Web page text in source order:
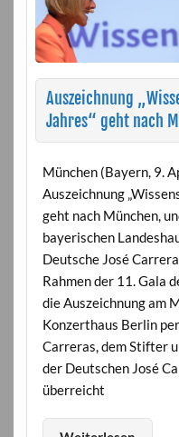
Auszeichnung
Jahres“ geht nach
München (Bayern, 9.
Auszeichnung
geht nach München,
bayerischen
Deutsche José
Rahmen der 11. Gala
die Auszeichnung am
Konzerthaus Berlin
Carreras, dem Stifter
der Deutschen José
überreicht